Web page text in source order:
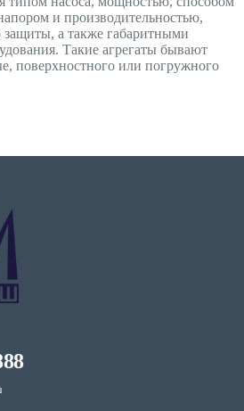
и производительностью,
а также габаритными
Такие агрегаты бывают
поверхностного или погружного